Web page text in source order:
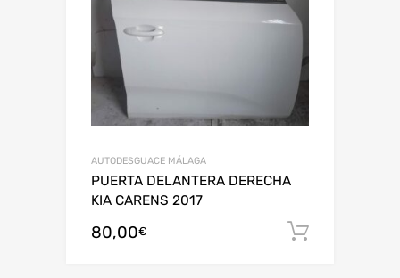
AUTODESGUACE MÁLAGA
PUERTA DELANTERA DERECHA
KIA CARENS 2017
80,00€